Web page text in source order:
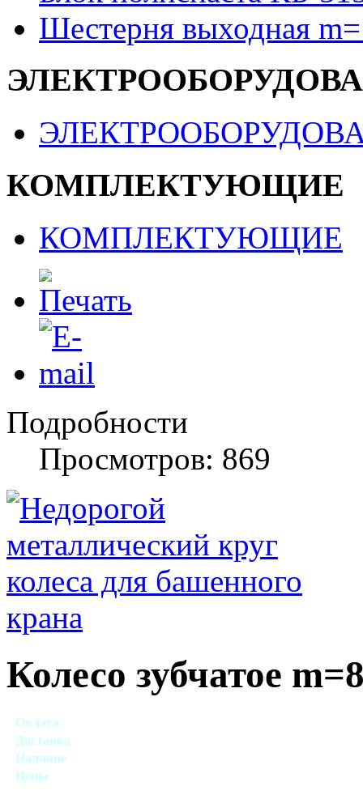
Шестерня выходная
КОМПЛЕКТУЮЩИЕ
КОМПЛЕКТУЮЩИЕ
Подробности
Просмотров: 869
Колесо зубчатое
Оплата
Доставка
Наличие
Цены